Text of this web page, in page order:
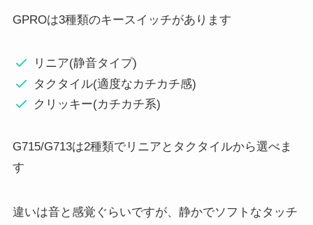
GPROは3種類のキースイッチがあります
リニア(静音タイプ)
タクタイル(適度なカチカチ感)
クリッキー(カチカチ系)
G715/G713は2種類でリニアとタクタイルから選べま
す
違いは音と感覚ぐらいですが、静かでソフトなタッチ